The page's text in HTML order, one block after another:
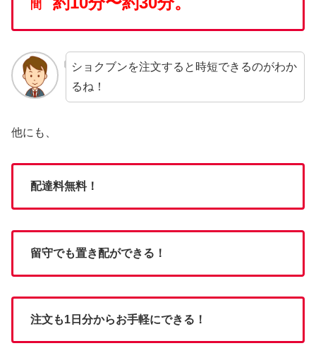
間
ショクブンを注文すると時短できるのがわか
るね！
他にも、
配達料無料！
留守でも置き配ができる！
注文も1日分からお手軽にできる！